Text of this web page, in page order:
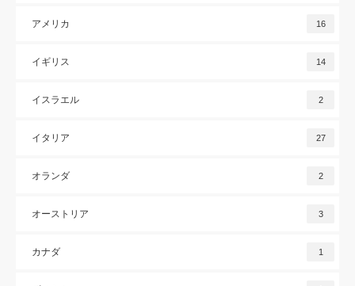
アメリカ 16
イギリス 14
イスラエル 2
イタリア 27
オランダ 2
オーストリア 3
カナダ 1